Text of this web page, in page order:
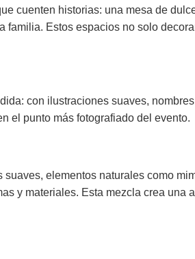
cuenten historias: una mesa de
Estos espacios no solo
con ilustraciones suaves,
el punto más fotografiado del evento.
elementos naturales como
y materiales. Esta mezcla crea una